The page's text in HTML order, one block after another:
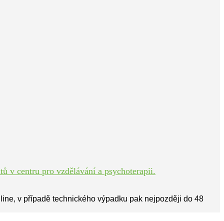
v centru pro vzdělávání a psychoterapii.
v případě technického výpadku pak nejpozději do 48